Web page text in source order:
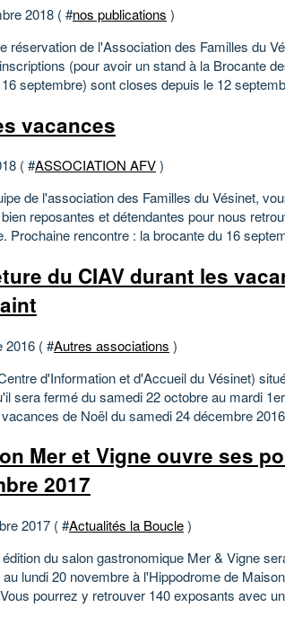
2018 ( #nos publications )
réservation de l'Association des Familles du
(pour avoir un stand à la Brocante
septembre) sont closes depuis le 12
vacances
( #ASSOCIATION AFV)
de l'association des Familles du Vésinet,
reposantes et détendantes pour nous
Prochaine rencontre : la brocante du 16
du CIAV durant les
2016 ( #Autres associations )
d'Information et d'Accueil du Vésinet)
sera fermé du samedi 22 octobre au mardi
de Noël du samedi 24 décembre
Mer et Vigne ouvre ses
2017
2017 ( #Actualités la Boucle)
du salon gastronomique Mer & Vigne
lundi 20 novembre à l'Hippodrome de
pourrez y retrouver 140 exposants avec